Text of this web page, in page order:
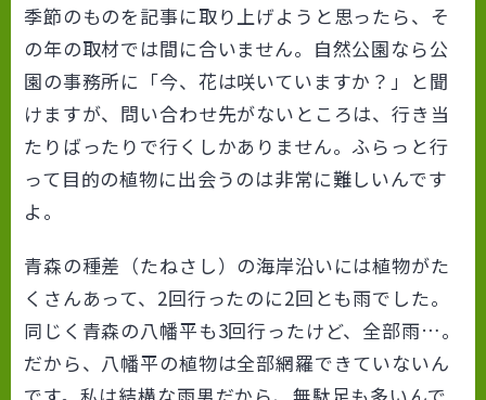
季節のものを記事に取り上げようと思ったら、そ
の年の取材では間に合いません。自然公園なら公
園の事務所に「今、花は咲いていますか？」と聞
けますが、問い合わせ先がないところは、行き当
たりばったりで行くしかありません。ふらっと行
って目的の植物に出会うのは非常に難しいんです
よ。
青森の種差（たねさし）の海岸沿いには植物がた
くさんあって、2回行ったのに2回とも雨でした。
同じく青森の八幡平も3回行ったけど、全部雨…。
だから、八幡平の植物は全部網羅できていないん